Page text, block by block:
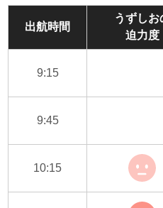
出航時間
うずしお
迫力度
9:15
9:45
10:15